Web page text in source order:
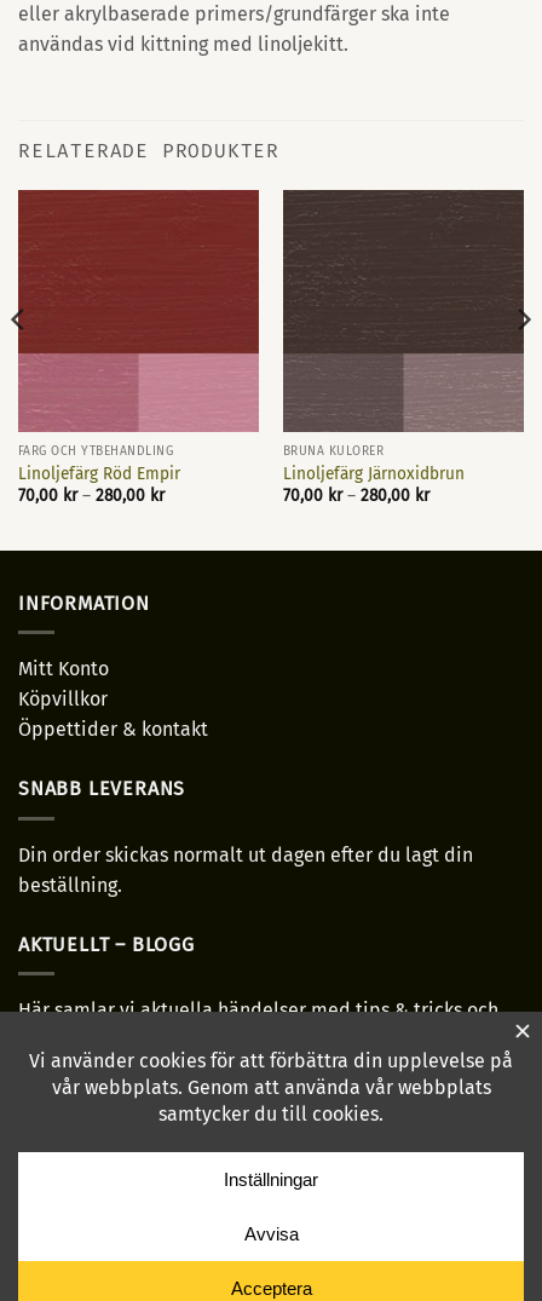
eller akrylbaserade primers/grundfärger ska inte
användas vid kittning med linoljekitt.
RELATERADE PRODUKTER
FÄRG OCH YTBEHANDLING
Linoljefärg Röd Empir
70,00 kr – 280,00 krPrisintervall:
BRUNA KULÖRER
Linoljefärg Järnoxidbrun
70,00 kr – 280,00 krPrisintervall:
INFORMATION
Mitt Konto
Köpvillkor
Öppettider & kontakt
SNABB LEVERANS
Din order skickas normalt ut dagen efter du lagt din
beställning.
AKTUELLT – BLOGG
Här samlar vi aktuella händelser med tips & tricks och
HÖR AV DIG!
Anna-Britas kultur & byggnadsvård